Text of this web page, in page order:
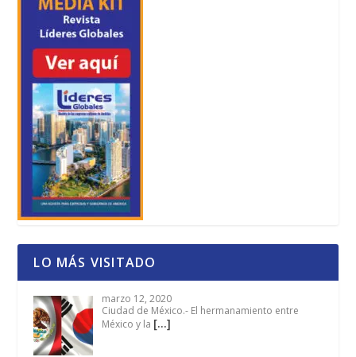
LO MÁS VISITADO
marzo 12, 2020
Ciudad de México.- El hermanamiento entre
México y la […]